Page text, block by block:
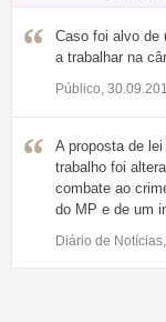
Caso foi alvo de
a trabalhar na
Público,
A proposta de
trabalho foi
combate ao
do MP e de um
Diário de